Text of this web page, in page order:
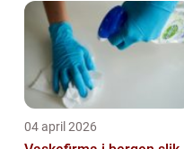
04 april 2026